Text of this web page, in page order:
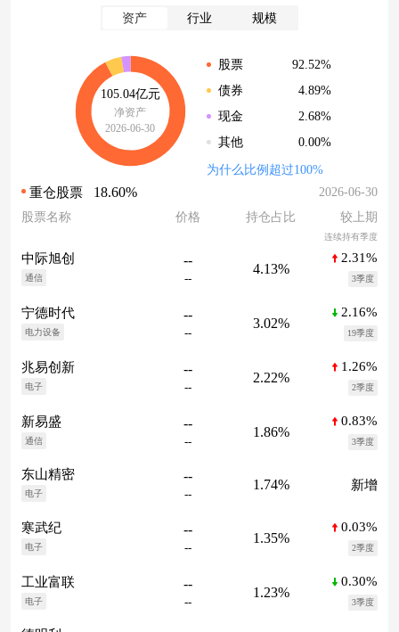
资产 行业 规模
105.04亿元
净资产
2026-06-30
股票
92.52%
债券
4.89%
现金
2.68%
其他
0.00%
为什么比例超过100%
重仓股票 18.60%
2026-06-30
股票名称
价格 持仓占比 较上期
连续持有季度
中际旭创
通信
--
--
4.13%
2.31%
3季度
宁德时代
电力设备
--
--
3.02%
2.16%
19季度
兆易创新
电子
--
--
2.22%
1.26%
2季度
新易盛
通信
--
--
1.86%
0.83%
3季度
东山精密
电子
--
--
1.74% 新增
寒武纪
电子
--
--
1.35%
0.03%
2季度
工业富联
电子
--
--
1.23%
0.30%
3季度